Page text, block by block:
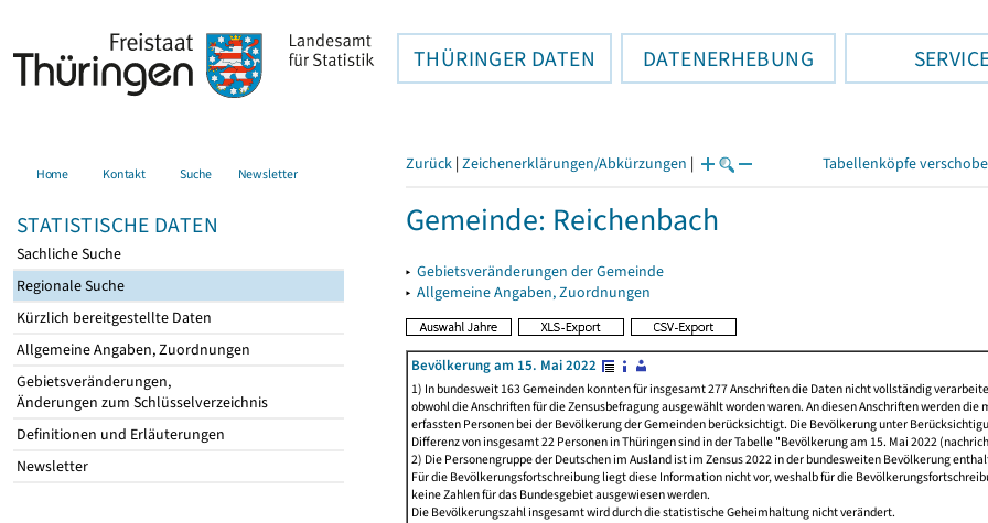
THÜRINGER DATEN DATENERHEBUNG
Home Kontakt Suche Newsletter
STATISTISCHE DATEN
Sachliche Suche
Regionale Suche
Kürzlich bereitgestellte Daten
Allgemeine Angaben, Zuordnungen
Gebietsveränderungen,
Änderungen zum Schlüsselverzeichnis
Definitionen und Erläuterungen
Newsletter
Zurück | Zeichenerklärungen/Abkürzungen | Tabellenköpfe
Gemeinde: Reichenbach
▸ Gebietsveränderungen der Gemeinde
▸ Allgemeine Angaben, Zuordnungen
Bevölkerung am 15. Mai 2022
1) In bundesweit 163 Gemeinden konnten für insgesamt 277 Anschriften die Daten nicht vollständig
obwohl die Anschriften für die Zensusbefragung ausgewählt worden waren. An diesen Anschriften werden die
erfassten Personen bei der Bevölkerung der Gemeinden berücksichtigt. Die Bevölkerung unter
Differenz von insgesamt 22 Personen in Thüringen sind in der Tabelle "Bevölkerung am 15. Mai 2022
2) Die Personengruppe der Deutschen im Ausland ist im Zensus 2022 in der bundesweiten Bevölkerung
Für die Bevölkerungsfortschreibung liegt diese Information nicht vor, weshalb für die
keine Zahlen für das Bundesgebiet ausgewiesen werden.
Die Bevölkerungszahl insgesamt wird durch die statistische Geheimhaltung nicht verändert.